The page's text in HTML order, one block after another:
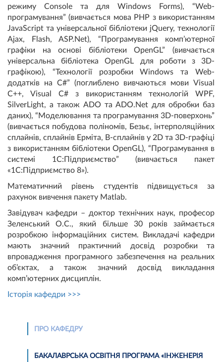
режиму Console та для Windows Forms), “Web-
програмування” (вивчається мова PHP з використанням
JavaScript та універсальної бібліотеки jQuery, технології
Ajax, Flash, ASP.Net), “Програмування комп’ютерної
графіки на основі бібліотеки OpenGL” (вивчається
універсальна бібліотека OpenGL для роботи з 3D-
графікою), “Технології розробки Windows та Web-
додатків на C#” (поглиблено вивчаються мови Visual
C++, Visual C# з використанням технологій WPF,
SilverLight, а також ADO та ADO.Net для обробки баз
даних), “Моделювання та програмування 3D-поверхонь”
(вивчається побудова поліномів, Безьє, інтерполяційних
сплайнів, сплайнів Ерміта, B-сплайнів у 2D та 3D-графіці
з використанням бібліотеки OpenGL), “Програмування в
системі 1С:Підприємство” (вивчається пакет
«1С:Підприємство 8»).
Математичний рівень студентів підвищується за
рахунок вивчення пакету Matlab.
Завідувач кафедри – доктор технічних наук, професор
Зеленський О.С., який більше 30 років займається
розробкою інформаційних систем. Викладачі кафедри
мають значний практичний досвід розробки та
впровадження програмного забезпечення на реальних
об’єктах, а також значний досвід викладання
комп’ютерних дисциплін.
Історія кафедри >>>
ПРО КАФЕДРУ
БАКАЛАВРСЬКА ОСВІТНЯ ПРОГРАМА «ІНЖЕНЕРІЯ